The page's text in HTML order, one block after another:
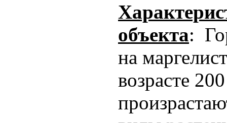
объекта:
на
возрасте